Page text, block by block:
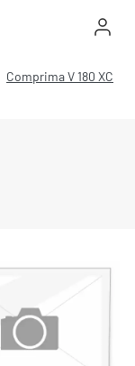
Log
Comprima V 180 XC